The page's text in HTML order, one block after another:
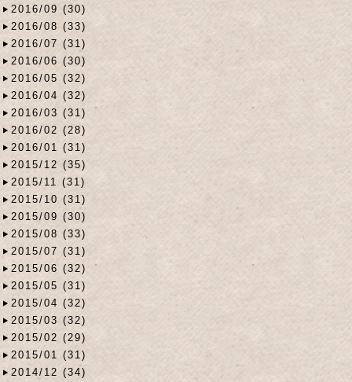
2016/09 (30)
2016/08 (33)
2016/07 (31)
2016/06 (30)
2016/05 (32)
2016/04 (32)
2016/03 (31)
2016/02 (28)
2016/01 (31)
2015/12 (35)
2015/11 (31)
2015/10 (31)
2015/09 (30)
2015/08 (33)
2015/07 (31)
2015/06 (32)
2015/05 (31)
2015/04 (32)
2015/03 (32)
2015/02 (29)
2015/01 (31)
2014/12 (34)